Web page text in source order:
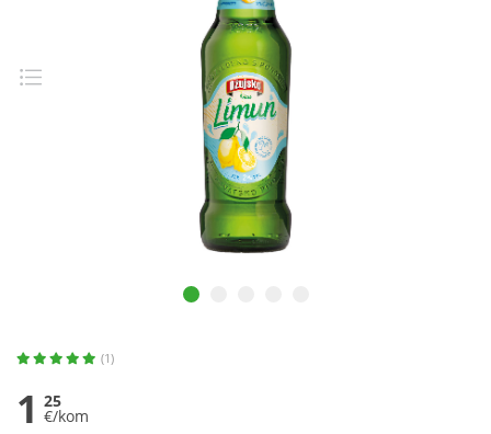
(1)
1 25
€/kom